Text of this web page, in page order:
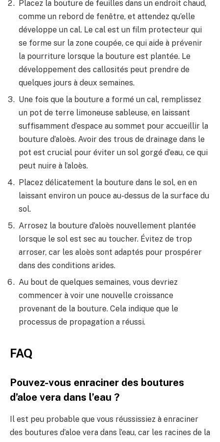
Placez la bouture de feuilles dans un endroit chaud,
comme un rebord de fenêtre, et attendez qu’elle
développe un cal. Le cal est un film protecteur qui
se forme sur la zone coupée, ce qui aide à prévenir
la pourriture lorsque la bouture est plantée. Le
développement des callosités peut prendre de
quelques jours à deux semaines.
Une fois que la bouture a formé un cal, remplissez
un pot de terre limoneuse sableuse, en laissant
suffisamment d’espace au sommet pour accueillir la
bouture d’aloès. Avoir des trous de drainage dans le
pot est crucial pour éviter un sol gorgé d’eau, ce qui
peut nuire à l’aloès.
Placez délicatement la bouture dans le sol, en en
laissant environ un pouce au-dessus de la surface du
sol.
Arrosez la bouture d’aloès nouvellement plantée
lorsque le sol est sec au toucher. Évitez de trop
arroser, car les aloès sont adaptés pour prospérer
dans des conditions arides.
Au bout de quelques semaines, vous devriez
commencer à voir une nouvelle croissance
provenant de la bouture. Cela indique que le
processus de propagation a réussi.
FAQ
Pouvez-vous enraciner des boutures
d’aloe vera dans l’eau ?
Il est peu probable que vous réussissiez à enraciner
des boutures d’aloe vera dans l’eau, car les racines de la